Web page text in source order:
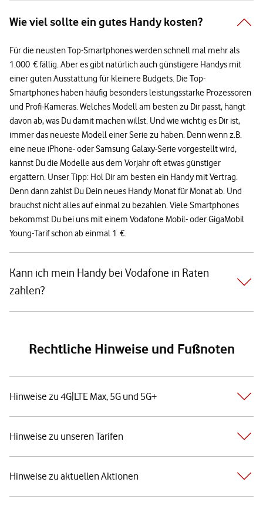
Wie viel sollte ein gutes Handy kosten?
Für die neusten Top-Smartphones werden schnell mal mehr als
1.000 € fällig. Aber es gibt natürlich auch günstigere Handys mit
einer guten Ausstattung für kleinere Budgets. Die Top-
Smartphones haben häufig besonders leistungsstarke Prozessoren
und Profi-Kameras. Welches Modell am besten zu Dir passt, hängt
davon ab, was Du damit machen willst. Und wie wichtig es Dir ist,
immer das neueste Modell einer Serie zu haben. Denn wenn z.B.
eine neue iPhone- oder Samsung Galaxy-Serie vorgestellt wird,
kannst Du die Modelle aus dem Vorjahr oft etwas günstiger
ergattern. Unser Tipp: Hol Dir am besten ein Handy mit Vertrag.
Denn dann zahlst Du Dein neues Handy Monat für Monat ab. Und
brauchst nicht alles auf einmal zu bezahlen. Viele Smartphones
bekommst Du bei uns mit einem Vodafone Mobil- oder GigaMobil
Young-Tarif schon ab einmal 1 €.
Kann ich mein Handy bei Vodafone in Raten
zahlen?
Rechtliche Hinweise und Fußnoten
Hinweise zu 4G|LTE Max, 5G und 5G+
Hinweise zu unseren Tarifen
Hinweise zu aktuellen Aktionen